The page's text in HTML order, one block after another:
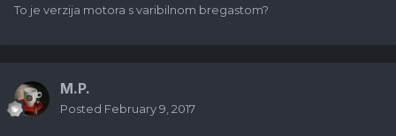
To je verzija motora s varibilnom bregastom?
M.P.
Posted February 9, 2017